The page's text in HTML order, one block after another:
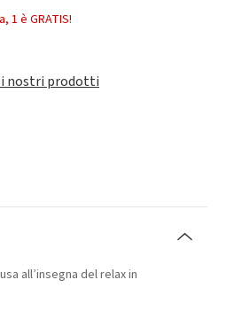
1 è GRATIS!
nostri prodotti
all’insegna del relax in